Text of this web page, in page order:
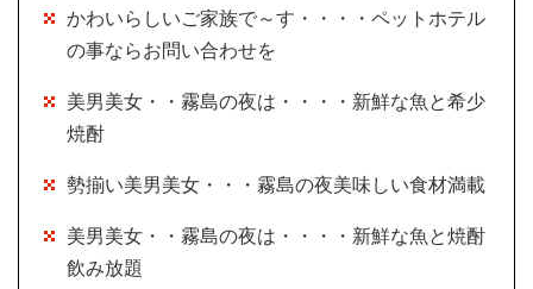
かわいらしいご家族で～す・・・・ペットホテル
の事ならお問い合わせを
美男美女・・霧島の夜は・・・・新鮮な魚と希少
焼酎
勢揃い美男美女・・・霧島の夜美味しい食材満載
美男美女・・霧島の夜は・・・・新鮮な魚と焼酎
飲み放題